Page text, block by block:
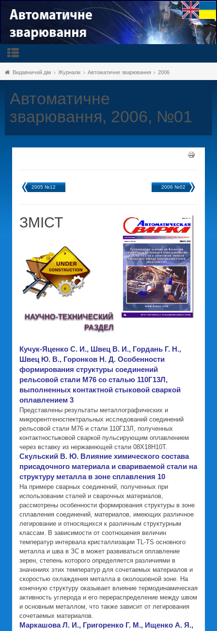
Видавничий дім Журнали Автоматичне зварювання 2006
Автоматичне
зварювання, 2006, №01
2005 №12 2006 №02
ЗМІСТ
НАУЧНО-ТЕХНИЧЕСКИЙ
РАЗДЕЛ
Кучук-Яценко С. И., Швец В. И., Гордань Г. Н.,
Швец Ю. В., Горонков Н. Д. Особенности
формирования структуры соединений
рельсовой стали М76 со сталью 110Г13Л,
выполненных контактной стыковой сваркой
оплавлением 3
Представлены результаты металлографических и
микрорентгеноспектральных исследований соединений
рельсовой стали М76 и стали 110Г13Л, полученных
контактностыковой сваркой пульсирующим оплавлением
через вставку из нержавеющей стали 08Х18Н10Т.
Скульский В. Ю. Влияние химического состава
присадочного материала и свариваемой стали на
структуру металла в зоне сплавления 10
На примере сварных соединений, полученных при
использовании сталей и сварочных материалов,
рассмотрены особенности формирования структуры в зоне
сплавления соединений, материалов, имеющих различное
легирование и относящихся к различным структурным
классам. В зависимости от соотношения величин
температур интервала кристаллизации TL-TS основного
металла и шва в ЗС в может развиваться оплавление
зерен, степень которого определяется различиями в
значениях этих температур для сочетаемых материалов и
скоростью охлаждения металла в околошовной зоне. На
конечную структуру оказывает влияние термодинамическая
активность углерода и его перераспределение между швом
и основным металлом, что также зависит от легирования
сочетаемых материалов.
Маркашова Л. И., Григоренко Г. М., Ищенко А. Я.,